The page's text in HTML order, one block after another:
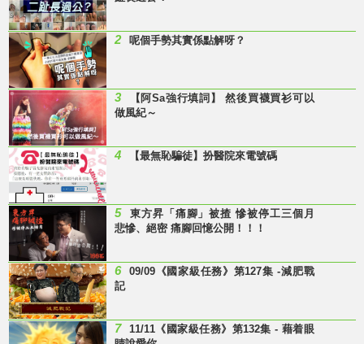
2 呢個手勢其實係點解呀？
3
【阿Sa強行填詞】 然後買襪買衫可以
做風紀～
4 【最無恥騙徒】扮醫院來電號碼
5
東方昇「痛腳」被揸 慘被停工三個月
悲慘、絕密 痛腳回憶公開！！！
6
09/09《國家級任務》第127集 -減肥戰
記
7
11/11《國家級任務》第132集 - 藉着眼